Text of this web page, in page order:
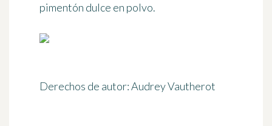
pimentón dulce en polvo.
Derechos de autor: Audrey Vautherot